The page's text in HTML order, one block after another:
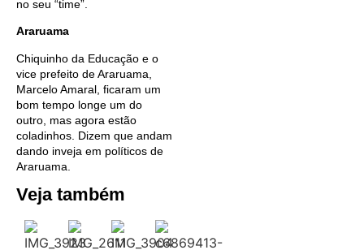
no seu “time”.
Araruama
Chiquinho da Educação e o
vice prefeito de Araruama,
Marcelo Amaral, ficaram um
bom tempo longe um do
outro, mas agora estão
coladinhos. Dizem que andam
dando inveja em políticos de
Araruama.
Veja também